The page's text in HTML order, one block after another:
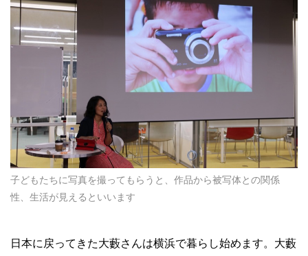
子どもたちに写真を撮ってもらうと、作品から被写体との関係
性、生活が見えるといいます
日本に戻ってきた大藪さんは横浜で暮らし始めます。大藪